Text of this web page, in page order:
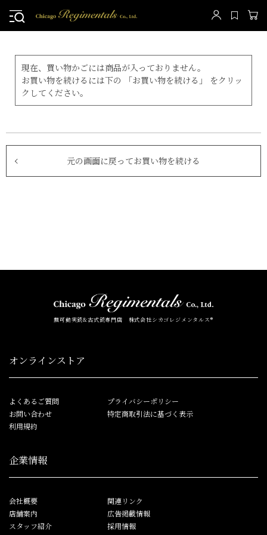
現在、買い物かごには商品が入っておりません。
お買い物を続けるには下の 「お買い物を続ける」 をクリッ
クしてください。
元の画面に戻ってお買い物を続ける
無可動実銃&古式銃専門店 株式会社シカゴレジメンタルス®
オンラインストア
よくあるご質問
お問い合わせ
利用規約
プライバシーポリシー
特定商取引法に基づく表示
企業情報
会社概要
店舗案内
スタッフ紹介
関連リンク
広告掲載情報
採用情報